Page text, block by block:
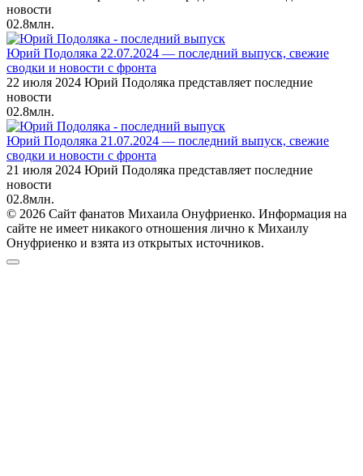
новости
02.8млн.
Юрий Подоляка 22.07.2024 — последний выпуск, свежие
сводки и новости с фронта
22 июля 2024 Юрий Подоляка представляет последние
новости
02.8млн.
Юрий Подоляка 21.07.2024 — последний выпуск, свежие
сводки и новости с фронта
21 июля 2024 Юрий Подоляка представляет последние
новости
02.8млн.
© 2026 Сайт фанатов Михаила Онуфриенко. Информация на
сайте не имеет никакого отношения лично к Михаилу
Онуфриенко и взята из открытых источников.